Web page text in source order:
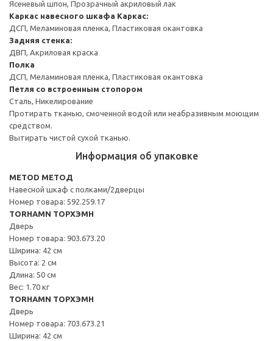
Ясеневый шпон, Прозрачный акриловый лак
Каркас навесного шкафа Каркас:
ДСП, Меламиновая пленка, Пластиковая окантовка
Задняя стенка:
ДВП, Акриловая краска
Полка
ДСП, Меламиновая пленка, Пластиковая окантовка
Петля со встроенным стопором
Сталь, Никелирование
Протирать тканью, смоченной водой или неабразивным моющим
средством.
Вытирать чистой сухой тканью.
Информация об упаковке
METOD МЕТОД
Навесной шкаф с полками/2дверцы
Номер товара: 592.259.17
TORHAMN ТОРХЭМН
Дверь
Номер товара: 903.673.20
Ширина: 42 см
Высота: 2 см
Длина: 50 см
Вес: 1.70 кг
TORHAMN ТОРХЭМН
Дверь
Номер товара: 703.673.21
Ширина: 42 см